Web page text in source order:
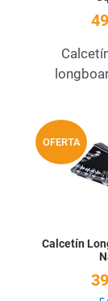
Añadir a la lista
Quick View
OFERTA
Calcetín